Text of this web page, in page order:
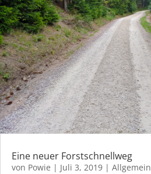
Eine neuer Forstschnellweg
von Powie | Juli 3, 2019 | Allgemein